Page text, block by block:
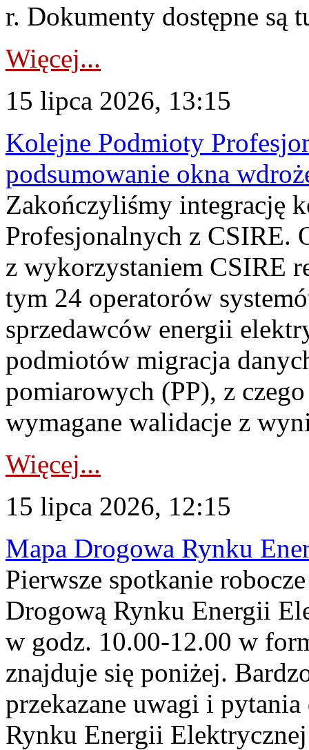
r. Dokumenty dostępne są
Więcej...
15 lipca 2026, 13:15
Kolejne Podmioty
podsumowanie okna
Zakończyliśmy integrację
Profesjonalnych z CSIRE.
z wykorzystaniem CSIRE
tym 24 operatorów
sprzedawców energii
podmiotów migracja
pomiarowych (PP), z
wymagane walidacje z
Więcej...
15 lipca 2026, 12:15
Mapa Drogowa Rynku
Pierwsze spotkanie
Drogową Rynku Energii
w godz. 10.00-12.00 w
znajduje się poniżej.
przekazane uwagi i
Rynku Energii